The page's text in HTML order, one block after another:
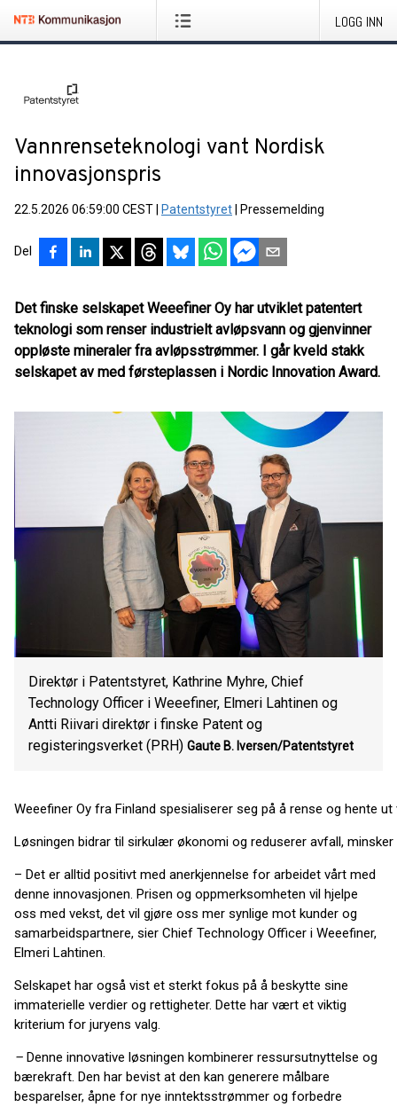
LOGG INN
Vannrenseteknologi vant Nordisk
innovasjonspris
22.5.2026 06:59:00 CEST Patentstyret Pressemelding
Del
Det finske selskapet Weeefiner Oy har utviklet patentert
teknologi som renser industrielt avløpsvann og gjenvinner
oppløste mineraler fra avløpsstrømmer. I går kveld stakk
selskapet av med førsteplassen i Nordic Innovation Award.
Direktør i Patentstyret, Kathrine Myhre, Chief
Technology Officer i Weeefiner, Elmeri Lahtinen og
Antti Riivari direktør i finske Patent og
registeringsverket (PRH) Gaute B. Iversen/Patentstyret
Weeefiner Oy fra Finland spesialiserer seg på å rense og hente
Løsningen bidrar til sirkulær økonomi og reduserer avfall,
– Det er alltid positivt med anerkjennelse for arbeidet vårt med
denne innovasjonen. Prisen og oppmerksomheten vil hjelpe
oss med vekst, det vil gjøre oss mer synlige mot kunder og
samarbeidspartnere, sier Chief Technology Officer i Weeefiner,
Elmeri Lahtinen.
Selskapet har også vist et sterkt fokus på å beskytte sine
immaterielle verdier og rettigheter. Dette har vært et viktig
kriterium for juryens valg.
– Denne innovative løsningen kombinerer ressursutnyttelse og
bærekraft. Den har bevist at den kan generere målbare
besparelser, åpne for nye inntektsstrømmer og forbedre